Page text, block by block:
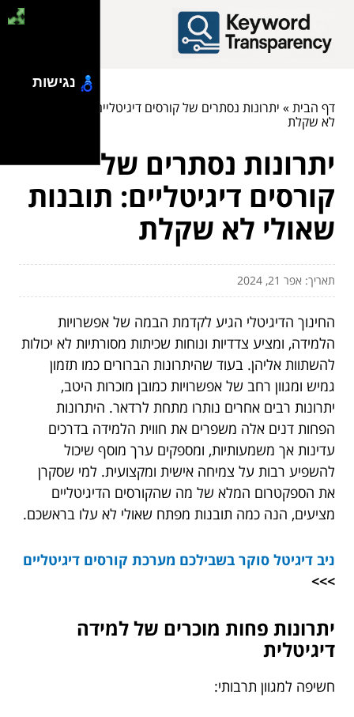
דף הבית» יתרונות נסתרים של קורסים דיגיטליים: תובנות שאולי
לא שקלת
יתרונות נסתרים של
קורסים דיגיטליים: תובנות
שאולי לא שקלת
תאריך: אפר 21, 2024
החינוך הדיגיטלי הגיע לקדמת הבמה של אפשרויות
הלמידה, ומציע צדדיות ונוחות שכיתות מסורתיות לא יכולות
להשתוות אליהן. בעוד שהיתרונות הברורים כמו תזמון
גמיש ומגוון רחב של אפשרויות כמובן מוכרות היטב,
יתרונות רבים אחרים נותרו מתחת לרדאר. היתרונות
הפחות דנים אלה משפרים את חווית הלמידה בדרכים
עדינות אך משמעותיות, ומספקים ערך מוסף שיכול
להשפיע רבות על צמיחה אישית ומקצועית. למי שסקרן
את הספקטרום המלא של מה שהקורסים הדיגיטליים
מציעים, הנה כמה תובנות מפתח שאולי לא עלו בראשכם.
ניב דיגיטל סוקר בשבילכם מערכת קורסים דיגיטליים
>>>
יתרונות פחות מוכרים של למידה
דיגיטלית
חשיפה למגוון תרבותי:
נגישות